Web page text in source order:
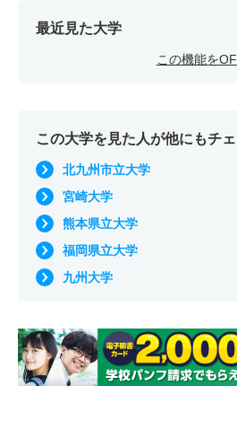
最近見た大学
この機能を
この大学を見た人が他にもチ
北九州市立大学
宮崎大学
熊本県立大学
福岡県立大学
九州大学